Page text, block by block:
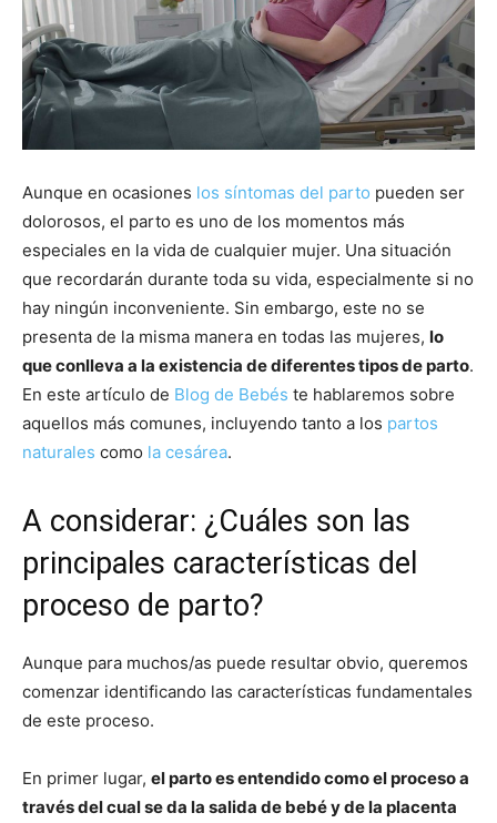
Aunque en ocasiones los síntomas del parto pueden ser
dolorosos, el parto es uno de los momentos más
especiales en la vida de cualquier mujer. Una situación
que recordarán durante toda su vida, especialmente si no
hay ningún inconveniente. Sin embargo, este no se
presenta de la misma manera en todas las mujeres, lo
que conlleva a la existencia de diferentes tipos de parto.
En este artículo de Blog de Bebés te hablaremos sobre
aquellos más comunes, incluyendo tanto a los partos
naturales como la cesárea.
A considerar: ¿Cuáles son las
principales características del
proceso de parto?
Aunque para muchos/as puede resultar obvio, queremos
comenzar identificando las características fundamentales
de este proceso.
En primer lugar, el parto es entendido como el proceso a
través del cual se da la salida de bebé y de la placenta